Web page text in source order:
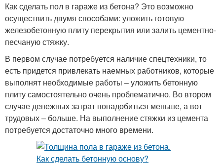
Как сделать пол в гараже из бетона? Это возможно
осуществить двумя способами: уложить готовую
железобетонную плиту перекрытия или залить цементно-
песчаную стяжку.
В первом случае потребуется наличие спецтехники, то
есть придется привлекать наемных работников, которые
выполнят необходимые работы – уложить бетонную
плиту самостоятельно очень проблематично. Во втором
случае денежных затрат понадобиться меньше, а вот
трудовых – больше. На выполнение стяжки из цемента
потребуется достаточно много времени.